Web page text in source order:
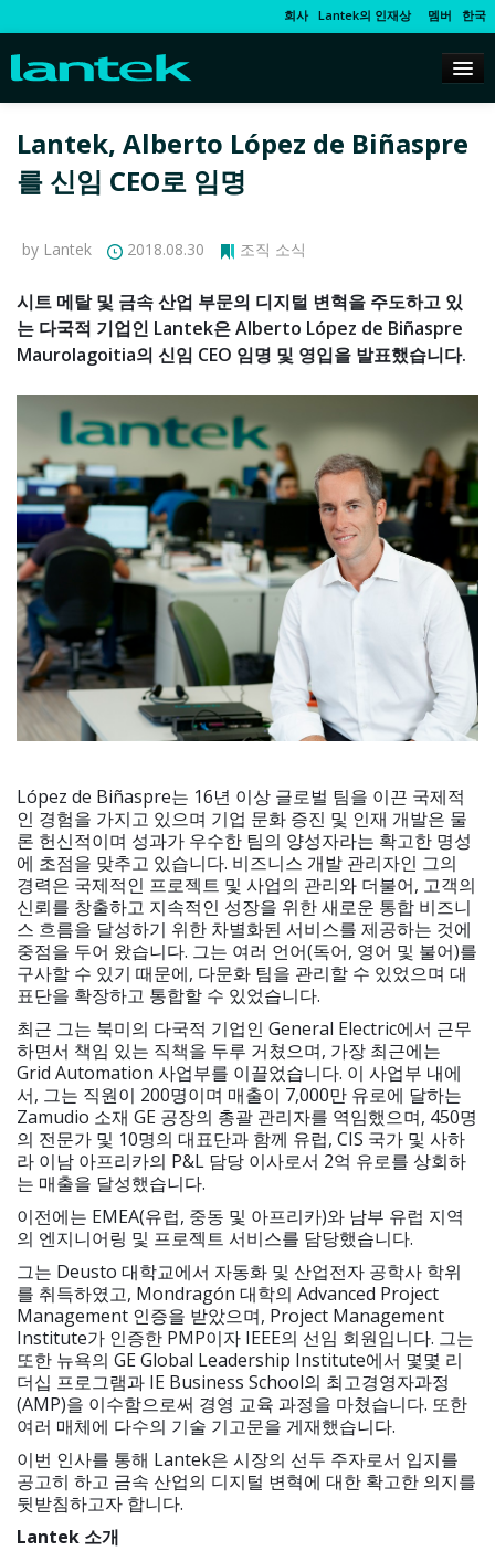
회사 Lantek의 인재상 멤버 한국
Lantek, Alberto López de Biñaspre
를 신임 CEO로 임명
by Lantek 2018.08.30 조직 소식
시트 메탈 및 금속 산업 부문의 디지털 변혁을 주도하고 있
는 다국적 기업인 Lantek은 Alberto López de Biñaspre
Maurolagoitia의 신임 CEO 임명 및 영입을 발표했습니다.
López de Biñaspre는 16년 이상 글로벌 팀을 이끈 국제적
인 경험을 가지고 있으며 기업 문화 증진 및 인재 개발은 물
론 헌신적이며 성과가 우수한 팀의 양성자라는 확고한 명성
에 초점을 맞추고 있습니다. 비즈니스 개발 관리자인 그의
경력은 국제적인 프로젝트 및 사업의 관리와 더불어, 고객의
신뢰를 창출하고 지속적인 성장을 위한 새로운 통합 비즈니
스 흐름을 달성하기 위한 차별화된 서비스를 제공하는 것에
중점을 두어 왔습니다. 그는 여러 언어(독어, 영어 및 불어)를
구사할 수 있기 때문에, 다문화 팀을 관리할 수 있었으며 대
표단을 확장하고 통합할 수 있었습니다.
최근 그는 북미의 다국적 기업인 General Electric에서 근무
하면서 책임 있는 직책을 두루 거쳤으며, 가장 최근에는
Grid Automation 사업부를 이끌었습니다. 이 사업부 내에
서, 그는 직원이 200명이며 매출이 7,000만 유로에 달하는
Zamudio 소재 GE 공장의 총괄 관리자를 역임했으며, 450명
의 전문가 및 10명의 대표단과 함께 유럽, CIS 국가 및 사하
라 이남 아프리카의 P&L 담당 이사로서 2억 유로를 상회하
는 매출을 달성했습니다.
이전에는 EMEA(유럽, 중동 및 아프리카)와 남부 유럽 지역
의 엔지니어링 및 프로젝트 서비스를 담당했습니다.
그는 Deusto 대학교에서 자동화 및 산업전자 공학사 학위
를 취득하였고, Mondragón 대학의 Advanced Project
Management 인증을 받았으며, Project Management
Institute가 인증한 PMP이자 IEEE의 선임 회원입니다. 그는
또한 뉴욕의 GE Global Leadership Institute에서 몇몇 리
더십 프로그램과 IE Business School의 최고경영자과정
(AMP)을 이수함으로써 경영 교육 과정을 마쳤습니다. 또한
여러 매체에 다수의 기술 기고문을 게재했습니다.
이번 인사를 통해 Lantek은 시장의 선두 주자로서 입지를
공고히 하고 금속 산업의 디지털 변혁에 대한 확고한 의지를
뒷받침하고자 합니다.
Lantek 소개